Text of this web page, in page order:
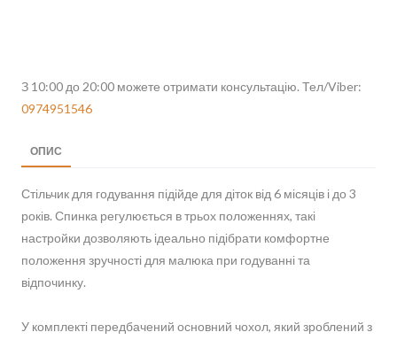
З 10:00 до 20:00 можете отримати консультацію. Тел/Viber:
0974951546
ОПИС
Стільчик для годування підійде для діток від 6 місяців і до 3
років. Спинка регулюється в трьох положеннях, такі
настройки дозволяють ідеально підібрати комфортне
положення зручності для малюка при годуванні та
відпочинку.
У комплекті передбачений основний чохол, який зроблений з